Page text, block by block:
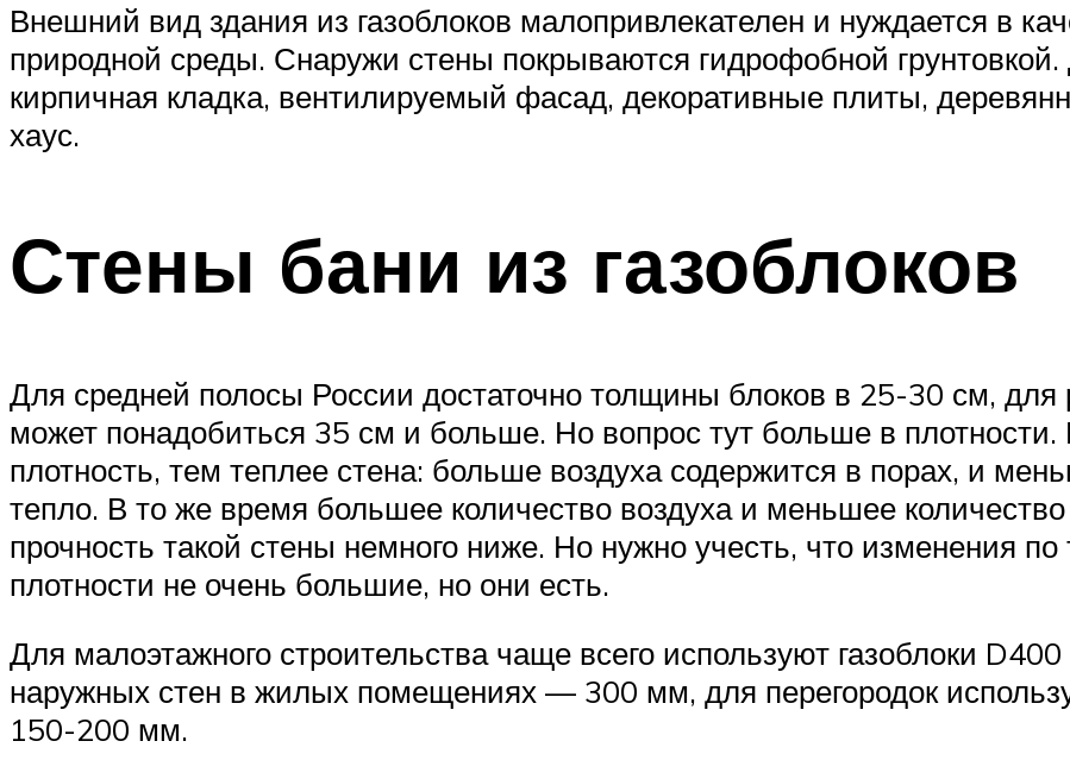
Внешний вид здания из газоблоков малопривлекателен и нуждается в
природной среды. Снаружи стены покрываются гидрофобной грунтовкой.
кирпичная кладка, вентилируемый фасад, декоративные плиты,
хаус.
Стены бани из газоблоков
Для средней полосы России достаточно толщины блоков в 25-30 см, для
может понадобиться 35 см и больше. Но вопрос тут больше в
плотность, тем теплее стена: больше воздуха содержится в порах, и
тепло. В то же время большее количество воздуха и меньшее
прочность такой стены немного ниже. Но нужно учесть, что изменения
плотности не очень большие, но они есть.
Для малоэтажного строительства чаще всего используют газоблоки
наружных стен в жилых помещениях — 300 мм, для перегородок
150-200 мм.